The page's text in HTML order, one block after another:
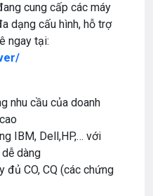
cung cấp các máy
dạng cấu hình, hỗ trợ
ngay tại:
nhu cầu của doanh
IBM, Dell,HP,… với
dàng
đủ CO, CQ (các chứng